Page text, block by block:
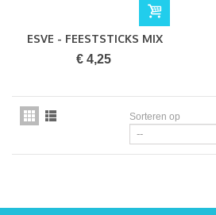
ESVE - FEESTSTICKS MIX
KNAAGDIER...
€ 4,25
Sorteren op